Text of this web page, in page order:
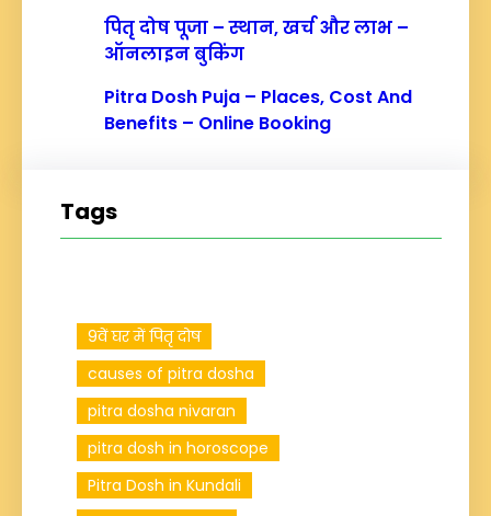
पितृ दोष पूजा – स्थान, खर्च और लाभ –
ऑनलाइन बुकिंग
Pitra Dosh Puja – Places, Cost And
Benefits – Online Booking
Tags
9वें घर में पितृ दोष
causes of pitra dosha
pitra dosha nivaran
pitra dosh in horoscope
Pitra Dosh in Kundali